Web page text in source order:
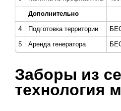
Дополнительно
4 Подготовка территории
5 Аренда генератора
Заборы из
технология